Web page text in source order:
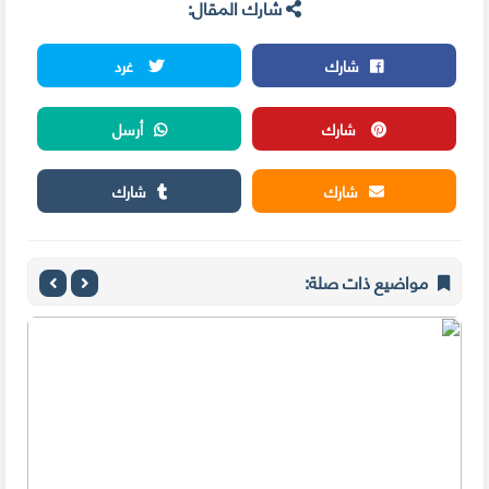
شارك
غرد
شارك
أرسل
شارك
شارك
مواضيع ذات صلة: